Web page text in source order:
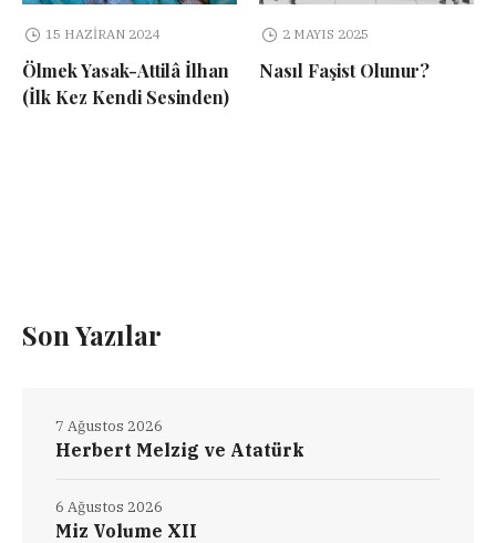
15 HAZIRAN 2024
Ölmek Yasak-Attilâ İlhan
(İlk Kez Kendi Sesinden)
2 MAYIS 2025
Nasıl Faşist Olunur?
Son Yazılar
Herbert Melzig ve Atatürk
7 Ağustos 2026
Miz Volume XII
6 Ağustos 2026